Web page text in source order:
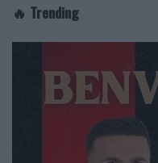
🔥 Trending